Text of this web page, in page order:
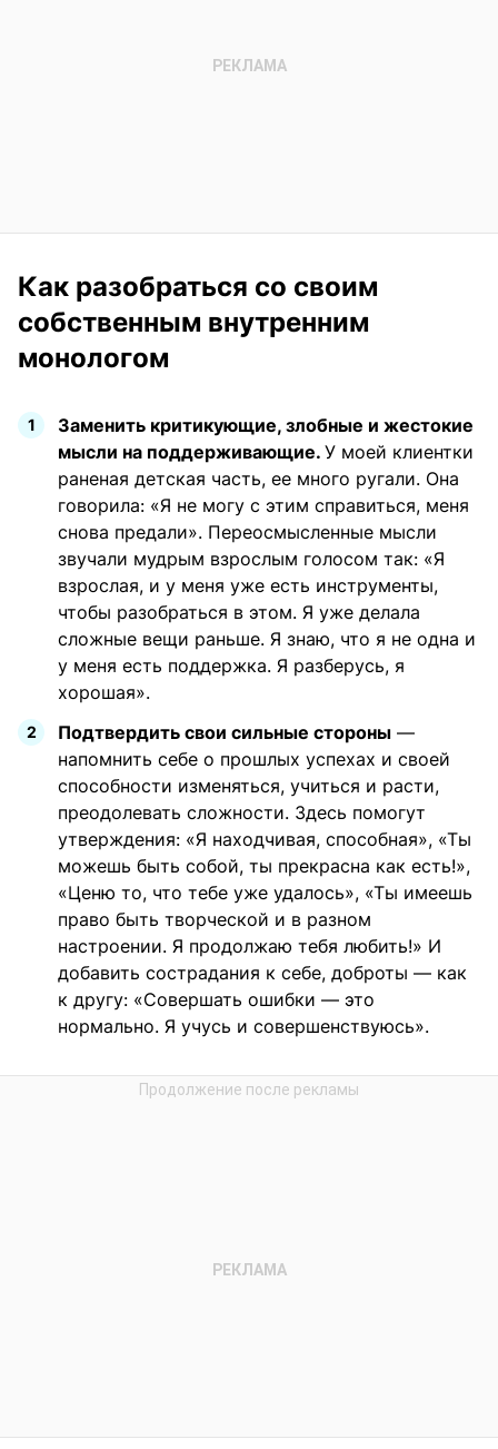
Как разобраться со своим
собственным внутренним
монологом
Заменить критикующие, злобные и жестокие
мысли на поддерживающие. У моей клиентки
раненая детская часть, ее много ругали. Она
говорила: «Я не могу с этим справиться, меня
снова предали». Переосмысленные мысли
звучали мудрым взрослым голосом так: «Я
взрослая, и у меня уже есть инструменты,
чтобы разобраться в этом. Я уже делала
сложные вещи раньше. Я знаю, что я не одна и
у меня есть поддержка. Я разберусь, я
хорошая».
Подтвердить свои сильные стороны —
напомнить себе о прошлых успехах и своей
способности изменяться, учиться и расти,
преодолевать сложности. Здесь помогут
утверждения: «Я находчивая, способная», «Ты
можешь быть собой, ты прекрасна как есть!»,
«Ценю то, что тебе уже удалось», «Ты имеешь
право быть творческой и в разном
настроении. Я продолжаю тебя любить!» И
добавить сострадания к себе, доброты — как
к другу: «Совершать ошибки — это
нормально. Я учусь и совершенствуюсь».